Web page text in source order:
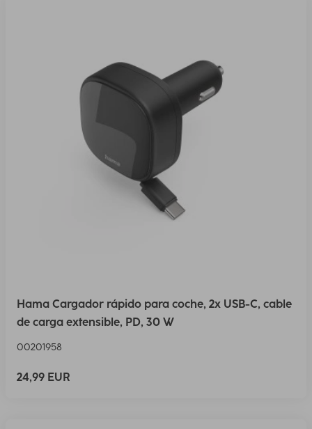
Hama Cargador rápido para coche, 2x USB-C, cable
de carga extensible, PD, 30 W
00201958
24,99 EUR